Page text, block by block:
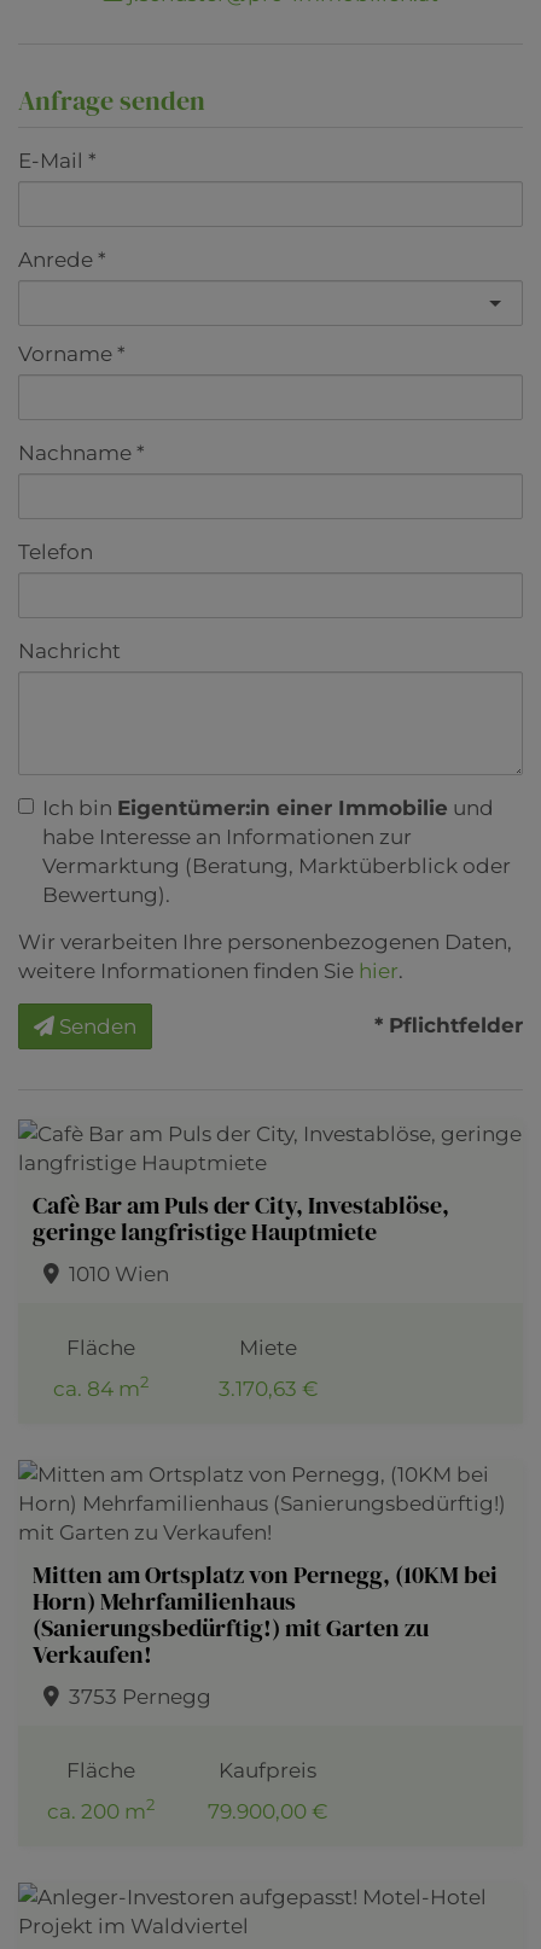
Anfrage senden
E-Mail
Anrede
Vorname
Nachname
Telefon
Nachricht
Ich bin Eigentümer:in einer Immobilie und
habe Interesse an Informationen zur
Vermarktung (Beratung, Marktüberblick oder
Bewertung).
Wir verarbeiten Ihre personenbezogenen Daten,
weitere Informationen finden Sie hier.
Senden * Pflichtfelder
Cafè Bar am Puls der City, Investablöse,
geringe langfristige Hauptmiete
1010 Wien
Fläche
ca. 84 m2
Miete
3.170,63 €
Mitten am Ortsplatz von Pernegg, (10KM bei
Horn) Mehrfamilienhaus
(Sanierungsbedürftig!) mit Garten zu
Verkaufen!
3753 Pernegg
Fläche
ca. 200 m2
Kaufpreis
79.900,00 €